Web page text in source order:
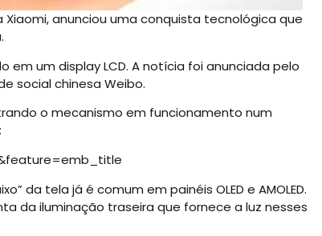
anunciou uma conquista tecnológica que
um display LCD. A notícia foi anunciada pelo
social chinesa Weibo.
o mecanismo em funcionamento num
da tela já é comum em painéis OLED e AMOLED.
da iluminação traseira que fornece a luz nesses